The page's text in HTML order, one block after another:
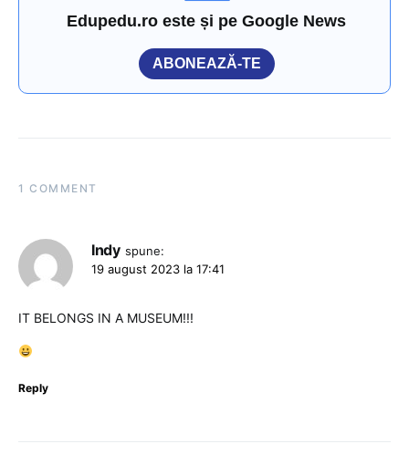
Edupedu.ro este și pe Google News
ABONEAZĂ-TE
1 COMMENT
Indy spune:
19 august 2023 la 17:41
IT BELONGS IN A MUSEUM!!!
Reply